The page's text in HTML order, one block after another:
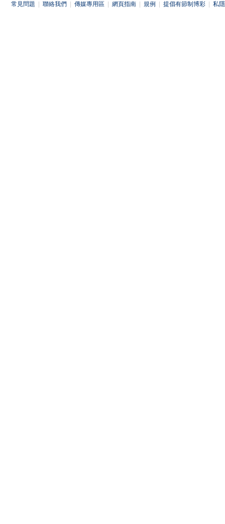
常見問題 聯絡我們 傳媒專用區 網頁指南 規例 提倡有節制博彩 私